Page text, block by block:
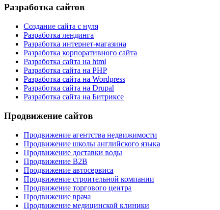
Разработка сайтов
Создание сайта с нуля
Разработка лендинга
Разработка интернет-магазина
Разработка корпоративного сайта
Разработка сайта на html
Разработка сайта на PHP
Разработка сайта на Wordpress
Разработка сайта на Drupal
Разработка сайта на Битриксе
Продвижение сайтов
Продвижение агентства недвижимости
Продвижение школы английского языка
Продвижение доставки воды
Продвижение B2B
Продвижение автосервиса
Продвижение строительной компании
Продвижение торгового центра
Продвижение врача
Продвижение медицинской клиники